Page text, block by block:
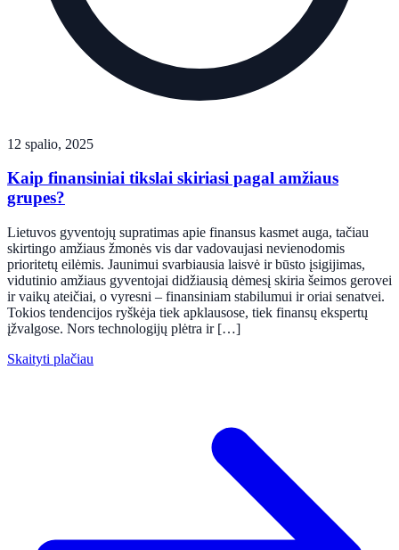
12 spalio, 2025
Kaip finansiniai tikslai skiriasi pagal amžiaus
grupes?
Lietuvos gyventojų supratimas apie finansus kasmet auga, tačiau
skirtingo amžiaus žmonės vis dar vadovaujasi nevienodomis
prioritetų eilėmis. Jaunimui svarbiausia laisvė ir būsto įsigijimas,
vidutinio amžiaus gyventojai didžiausią dėmesį skiria šeimos gerovei
ir vaikų ateičiai, o vyresni – finansiniam stabilumui ir oriai senatvei.
Tokios tendencijos ryškėja tiek apklausose, tiek finansų ekspertų
įžvalgose. Nors technologijų plėtra ir […]
Skaityti plačiau